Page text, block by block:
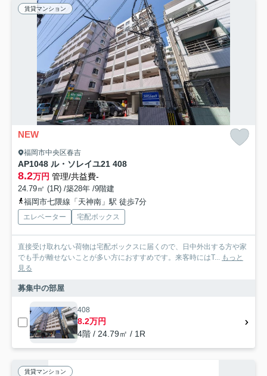
賃貸マンション
NEW
福岡市中央区春吉
AP1048 ル・ソレイユ21 408
8.2万円 管理/共益費-
24.79㎡ (1R) /築28年 /9階建
福岡市七隈線「天神南」駅 徒歩7分
エレベーター 宅配ボックス
直接受け取れない荷物は宅配ボックスに届くので、日中外出する方や家
でも手が離せないことが多い方におすすめです。来客時にはT... もっと
見る
募集中の部屋
408
8.2万円
4階 / 24.79㎡ / 1R
賃貸マンション